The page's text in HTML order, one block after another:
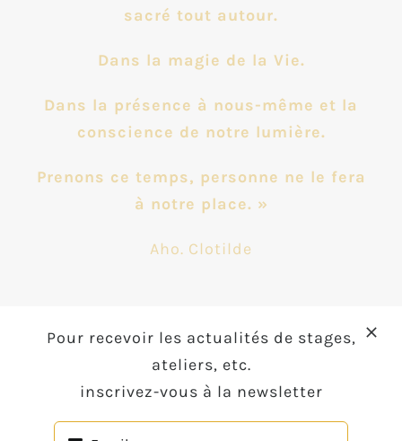
sacré tout autour.
Dans la magie de la Vie.
Dans la présence à nous-même et la
conscience de notre lumière.
Prenons ce temps, personne ne le fera
à notre place. »
Aho. Clotilde
∗ Articles ∗
360° astro
Pour recevoir les actualités de stages,
ateliers, etc.
inscrivez-vous à la newsletter